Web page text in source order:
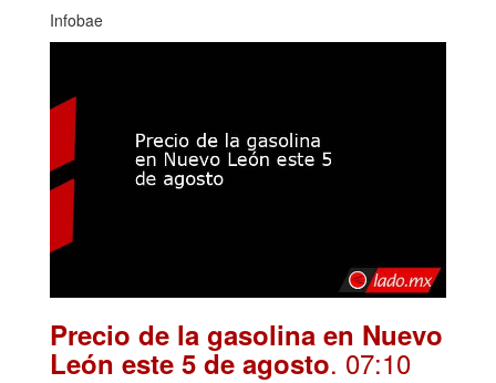
Infobae
Precio de la gasolina en Nuevo
León este 5 de agosto. 07:10